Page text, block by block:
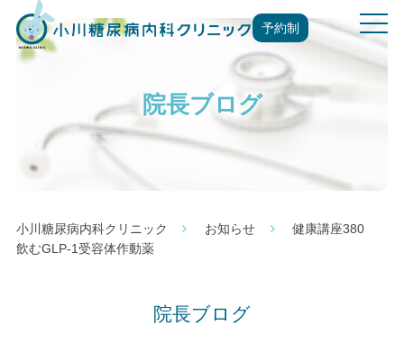
予約制
t
o
g
院長ブログ
小川糖尿病内科クリニック お知らせ
健康講座380
飲むGLP-1受容体作動薬
院長ブログ